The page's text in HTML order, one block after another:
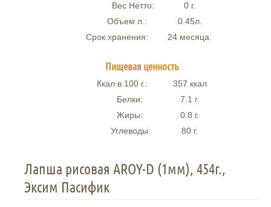
Вес Нетто: 0 г.
Объем л.:
0.45л.
Срок хранения:
24 месяца.
Пищевая ценность
Ккал в 100 г.: 357 ккал
Белки:
7.1 г.
Жиры:
0.8 г.
Углеводы:
80 г.
Лапша рисовая AROY-D (1мм), 454г.,
Эксим Пасифик